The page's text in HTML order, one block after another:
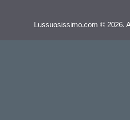
Lussuosissimo.com © 2026.